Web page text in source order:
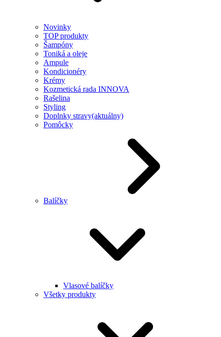
Novinky
TOP produkty
Šampóny
Toniká a oleje
Ampule
Kondicionéry
Krémy
Kozmetická rada INNOVA
Rašelina
Styling
Doplnky stravy(aktuálny)
Pomôcky
Balíčky
Vlasové balíčky
Všetky produkty